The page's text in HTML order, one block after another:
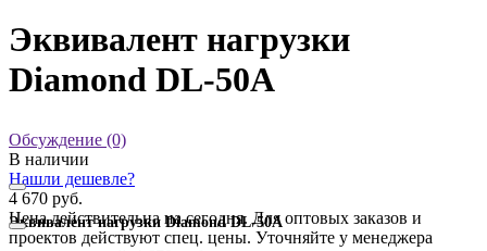
Эквивалент нагрузки
Diamond DL-50A
Обсуждение (0)
Эквивалент нагрузки Diamond DL-50A
В наличии
Нашли дешевле?
4 670 руб.
Цена действительна на сегодня. Для оптовых заказов и
проектов действуют спец. цены. Уточняйте у менеджера